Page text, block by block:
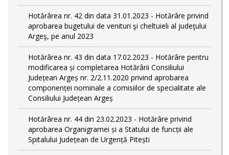
Hotărârea nr. 42 din data 31.01.2023 - Hotărâre privind
aprobarea bugetului de venituri şi cheltuieli al judeţului
Argeş, pe anul 2023
Hotărârea nr. 43 din data 17.02.2023 - Hotărâre pentru
modificarea și completarea Hotărârii Consiliului
Județean Argeș nr. 2/2.11.2020 privind aprobarea
componenței nominale a comisiilor de specialitate ale
Consiliului Județean Argeș
Hotărârea nr. 44 din 23.02.2023 - Hotărâre privind
aprobarea Organigramei și a Statului de funcții ale
Spitalului Județean de Urgență Pitești